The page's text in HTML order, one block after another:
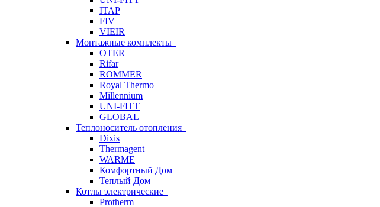
ITAP
FIV
VIEIR
Монтажные комплекты
OTER
Rifar
ROMMER
Royal Thermo
Millennium
UNI-FITT
GLOBAL
Теплоноситель отопления
Dixis
Thermagent
WARME
Комфортный Дом
Теплый Дом
Котлы электрические
Protherm